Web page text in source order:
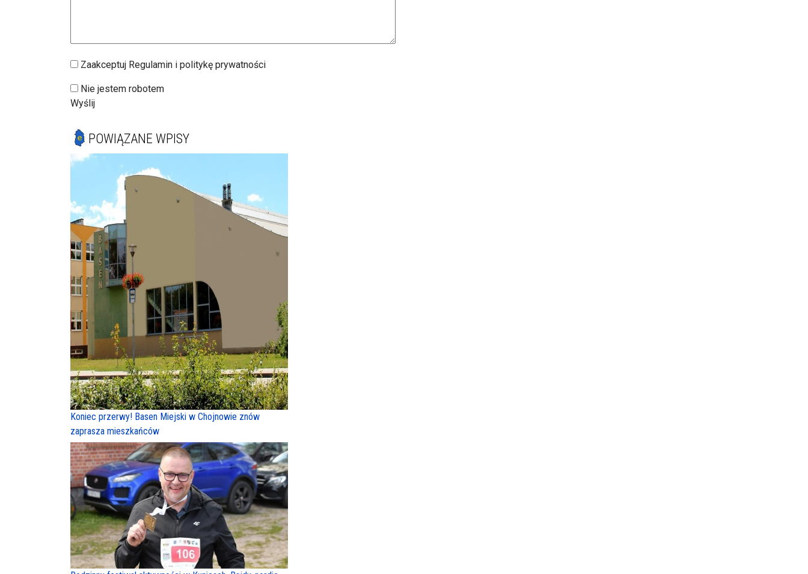
Zaakceptuj Regulamin i politykę prywatności
Nie jestem robotem
Wyślij
POWIĄZANE WPISY
Koniec przerwy! Basen Miejski w Chojnowie znów
zaprasza mieszkańców